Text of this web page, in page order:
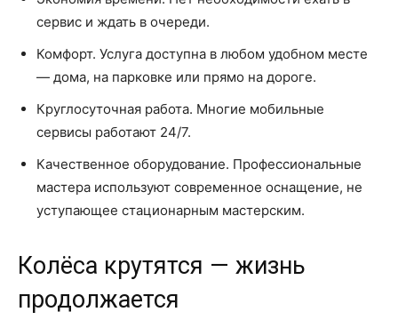
сервис и ждать в очереди.
Комфорт. Услуга доступна в любом удобном месте
— дома, на парковке или прямо на дороге.
Круглосуточная работа. Многие мобильные
сервисы работают 24/7.
Качественное оборудование. Профессиональные
мастера используют современное оснащение, не
уступающее стационарным мастерским.
Колёса крутятся — жизнь
продолжается